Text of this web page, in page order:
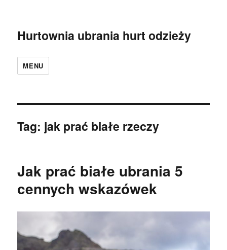
Hurtownia ubrania hurt odzieży
MENU
Tag: jak prać białe rzeczy
Jak prać białe ubrania 5
cennych wskazówek